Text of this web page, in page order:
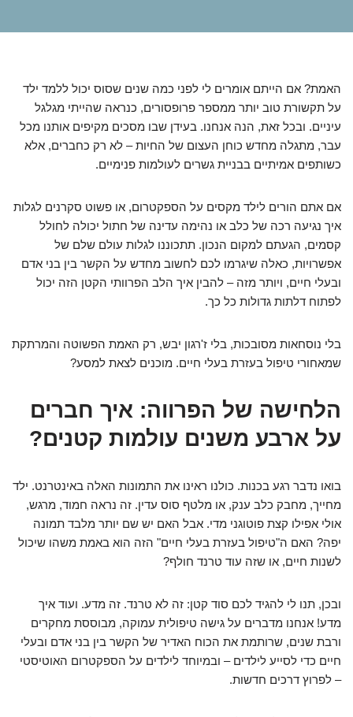
האמת? אם הייתם אומרים לי לפני כמה שנים שסוס יכול ללמד ילד
על תקשורת טוב יותר ממספר פרופסורים, כנראה שהייתי מגלגל
עיניים. ובכל זאת, הנה אנחנו. בעידן שבו מסכים מקיפים אותנו מכל
עבר, מתגלה מחדש כוחן העצום של החיות – לא רק כחברים, אלא
כשותפים אמיתיים בבניית גשרים לעולמות פנימיים.
אם אתם הורים לילד מקסים על הספקטרום, או פשוט סקרנים לגלות
איך נגיעה רכה של כלב או נהימה עדינה של חתול יכולה לחולל
קסמים, הגעתם למקום הנכון. תתכוננו לגלות עולם שלם של
אפשרויות, כאלה שיגרמו לכם לחשוב מחדש על הקשר בין בני אדם
ובעלי חיים, ויותר מזה – להבין איך הלב הפרוותי הקטן הזה יכול
לפתוח דלתות גדולות כל כך.
בלי נוסחאות מסובכות, בלי ז'רגון יבש, רק האמת הפשוטה והמרתקת
שמאחורי טיפול בעזרת בעלי חיים. מוכנים לצאת למסע?
הלחישה של הפרווה: איך חברים
על ארבע משנים עולמות קטנים?
בואו נדבר רגע בכנות. כולנו ראינו את התמונות האלה באינטרנט. ילד
מחייך, מחבק כלב ענק, או מלטף סוס עדין. זה נראה חמוד, מרגש,
אולי אפילו קצת פוטוגני מדי. אבל האם יש שם יותר מלבד תמונה
יפה? האם ה"טיפול בעזרת בעלי חיים" הזה הוא באמת משהו שיכול
לשנות חיים, או שזה עוד טרנד חולף?
ובכן, תנו לי להגיד לכם סוד קטן: זה לא טרנד. זה מדע. ועוד איך
מדע! אנחנו מדברים על גישה טיפולית עמוקה, מבוססת מחקרים
ורבת שנים, שרותמת את הכוח האדיר של הקשר בין בני אדם ובעלי
חיים כדי לסייע לילדים – ובמיוחד לילדים על הספקטרום האוטיסטי
– לפרוץ דרכים חדשות.